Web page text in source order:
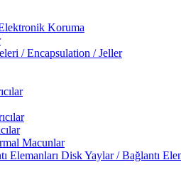
Koruma
/ Encapsulation / Jeller
Macunlar
Disk Yaylar / Bağlantı